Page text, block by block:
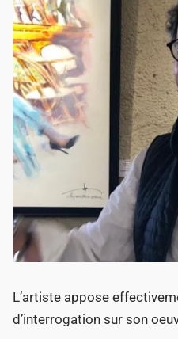
L’artiste appose
d’interrogation sur son